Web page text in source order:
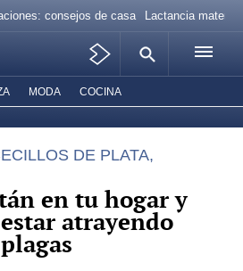
consejos de casa Lactancia materna
MODA COCINA
DE PLATA,
en tu hogar y
atrayendo